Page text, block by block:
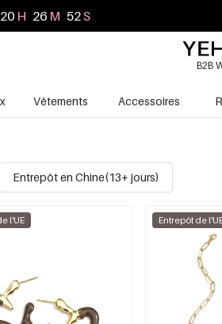
20 H 26 M 51S
B2B
Vêtements Accessoires
Entrepôt en Chine(13+ jours)
l'UE Entrepôt de